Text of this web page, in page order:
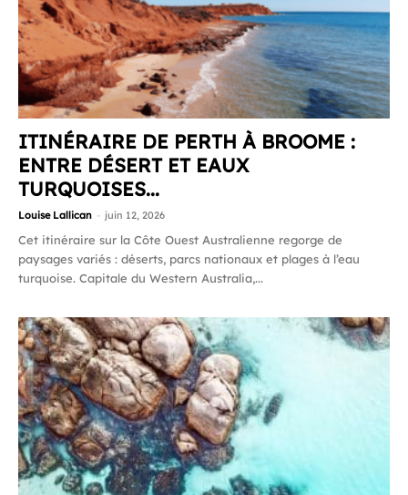
ITINÉRAIRE DE PERTH À BROOME :
ENTRE DÉSERT ET EAUX
TURQUOISES...
Louise Lallican - juin 12, 2026
Cet itinéraire sur la Côte Ouest Australienne regorge de
paysages variés : déserts, parcs nationaux et plages à l’eau
turquoise. Capitale du Western Australia,...